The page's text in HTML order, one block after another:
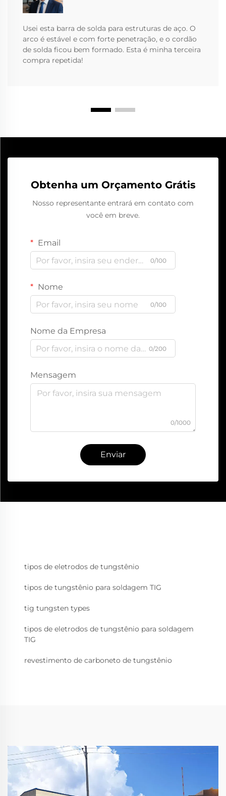
Usei esta barra de solda para estruturas de aço. O
arco é estável e com forte penetração, e o cordão
de solda ficou bem formado. Esta é minha terceira
compra repetida!
Obtenha um Orçamento Grátis
Nosso representante entrará em contato com
você em breve.
Email
0/100
Nome
0/100
Nome da Empresa
0/200
Mensagem
0/1000
Enviar
tipos de eletrodos de tungstênio
tipos de tungstênio para soldagem TIG
tig tungsten types
tipos de eletrodos de tungstênio para soldagem
TIG
revestimento de carboneto de tungstênio